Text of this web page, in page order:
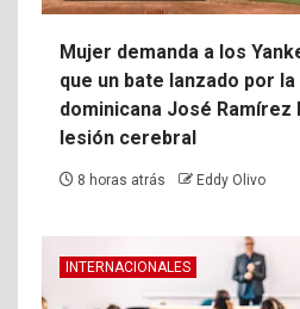
Mujer demanda a los
que un bate lanzado por
dominicana José
lesión cerebral
8 horas atrás Eddy Olivo
INTERNACIONALES